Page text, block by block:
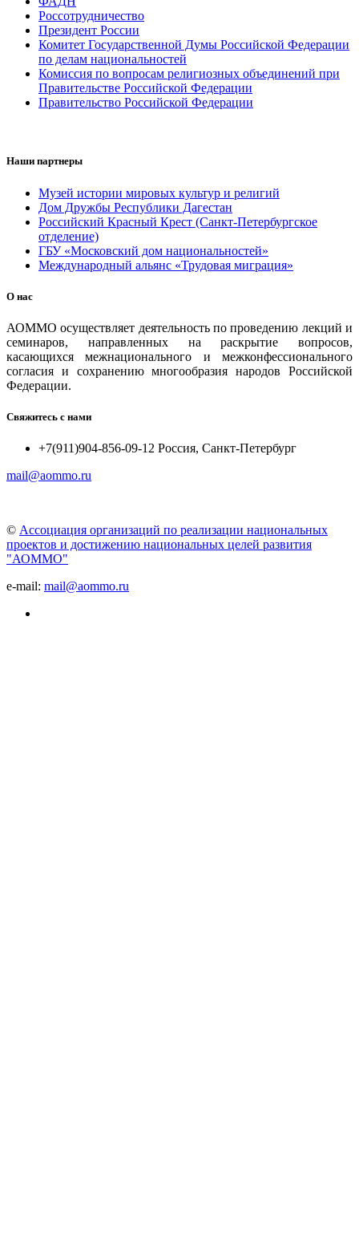
Россотрудничество
Президент России
Комитет Государственной Думы Российской Федерации
по делам национальностей
Комиссия по вопросам религиозных объединений при
Правительстве Российской Федерации
Правительство Российской Федерации
Наши партнеры
Музей истории мировых культур и религий
Дом Дружбы Республики Дагестан
Российский Красный Крест (Санкт-Петербургское
отделение)
ГБУ «Московский дом национальностей»
Международный альянс «Трудовая миграция»
О нас
АОММО осуществляет деятельность по проведению лекций и
семинаров, направленных на раскрытие вопросов,
касающихся межнационального и межконфессионального
согласия и сохранению многообразия народов Российской
Федерации.
Свяжитесь с нами
+7(911)904-856-09-12 Россия, Санкт-Петербург
mail@aommo.ru
© Ассоциация организаций по реализации национальных
проектов и достижению национальных целей развития
"АОММО"
e-mail: mail@aommo.ru